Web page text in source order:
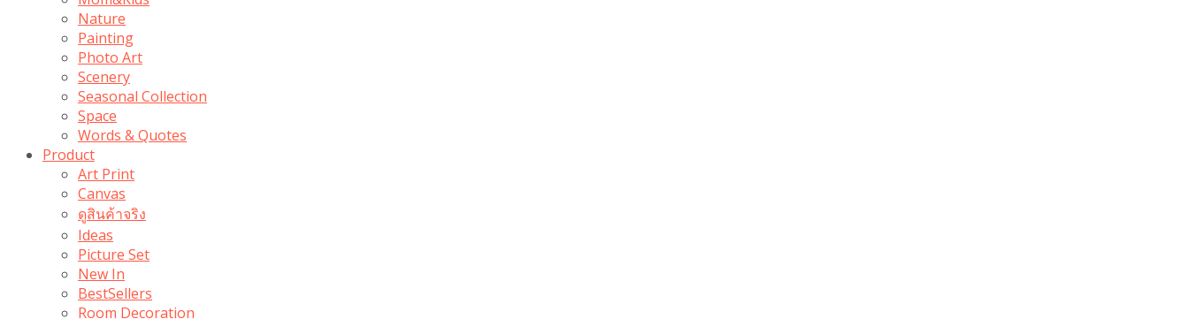
Nature
Painting
Photo Art
Scenery
Seasonal Collection
Space
Words & Quotes
Product
Art Print
Canvas
ดูสินค้าจริง
Ideas
Picture Set
New In
BestSellers
Room Decoration